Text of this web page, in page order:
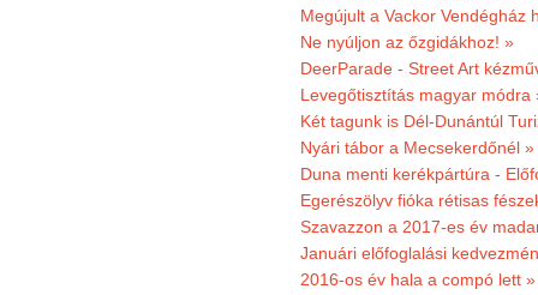
Megújult a Vackor Vendégház
Ne nyúljon az őzgidákhoz! »
DeerParade - Street Art
Levegőtisztítás magyar módra
Két tagunk is Dél-Dunántúl
Nyári tábor a Mecsekerdőnél »
Duna menti kerékpártúra -
Egerészölyv fióka rétisas
Szavazzon a 2017-es év
Januári előfoglalási
2016-os év hala a compó lett »